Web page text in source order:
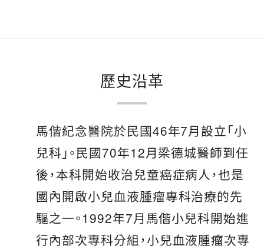
歷史沿革
馬偕紀念醫院於民國46年7月設立「小
兒科」。民國70年12月梁德城醫師到任
後，本科開始收治兒童癌症病人，也是
國內開啟小兒血液腫瘤專科治療的先
驅之一。1992年7月馬偕小兒科開始進
行內部次專科分組，小兒血液腫瘤次專